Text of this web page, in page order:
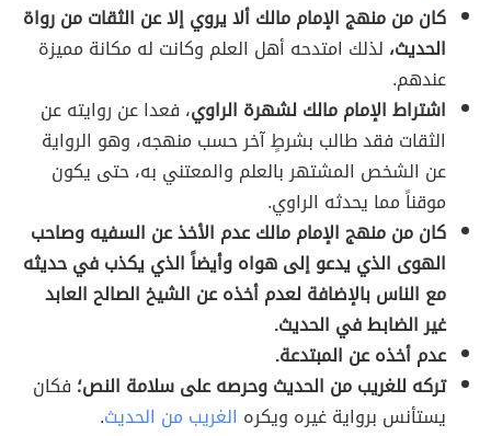
كان من منهج الإمام مالك ألا يروي إلا عن الثقات من رواة
الحديث، لذلك امتدحه أهل العلم وكانت له مكانة مميزة
عندهم.
اشتراط الإمام مالك لشهرة الراوي، فعدا عن روايته عن
الثقات فقد طالب بشرطٍ آخر حسب منهجه، وهو الرواية
عن الشخص المشتهر بالعلم والمعتني به، حتى يكون
موقناً مما يحدثه الراوي.
كان من منهج الإمام مالك عدم الأخذ عن السفيه وصاحب
الهوى الذي يدعو إلى هواه وأيضاً الذي يكذب في حديثه
مع الناس بالإضافة لعدم أخذه عن الشيخ الصالح العابد
غير الضابط في الحديث.
عدم أخذه عن المبتدعة.
تركه للغريب من الحديث وحرصه على سلامة النص؛ فكان
يستأنس برواية غيره ويكره الغريب من الحديث.